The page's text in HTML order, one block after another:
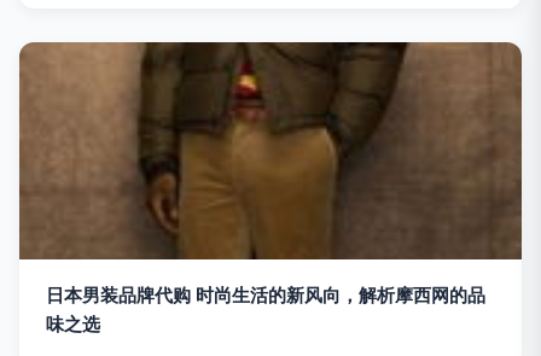
日本男装品牌代购 时尚生活的新风向，解析摩西网的品
味之选